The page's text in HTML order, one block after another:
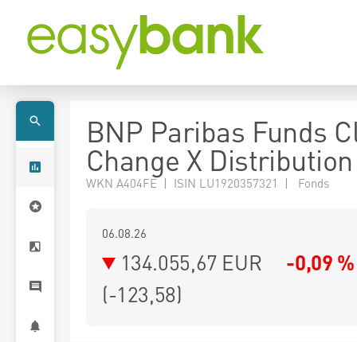
BNP Paribas Funds
Change X Distribution
WKN A404FE | ISIN LU1920357321 | Fonds
06.08.26
134.055,67 EUR
-0,09 %
(-123,58)